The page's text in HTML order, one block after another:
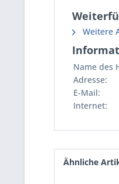
Weitere
Name des
Adresse:
E-Mail:
Internet:
Ähnliche